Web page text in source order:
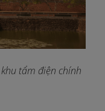
tẩm điện chính